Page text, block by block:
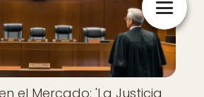
el Mercado: 'La Justicia